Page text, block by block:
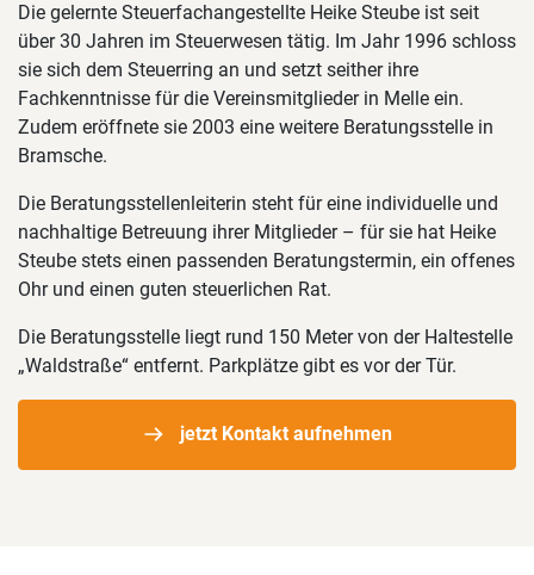
Die gelernte Steuerfachangestellte Heike Steube ist seit
über 30 Jahren im Steuerwesen tätig. Im Jahr 1996 schloss
sie sich dem Steuerring an und setzt seither ihre
Fachkenntnisse für die Vereinsmitglieder in Melle ein.
Zudem eröffnete sie 2003 eine weitere Beratungsstelle in
Bramsche.
Die Beratungsstellenleiterin steht für eine individuelle und
nachhaltige Betreuung ihrer Mitglieder – für sie hat Heike
Steube stets einen passenden Beratungstermin, ein offenes
Ohr und einen guten steuerlichen Rat.
Die Beratungsstelle liegt rund 150 Meter von der Haltestelle
„Waldstraße“ entfernt. Parkplätze gibt es vor der Tür.
jetzt Kontakt aufnehmen